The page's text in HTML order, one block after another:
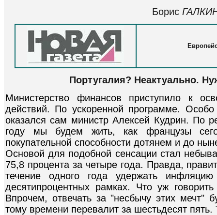
Борис
Португалия? Неактуально.
Министерство финансов приступило к
действий. По ускоренной программе.
оказался сам министр Алексей Кудрин. По
году мы будем жить, как французы
покупательной способности дотянем и до
Основой для подобной сенсации стал
75,8 процента за четыре года. Правда,
течение одного года удержать
десятипроцентных рамках. Что уж
Впрочем, отвечать за "несбычу этих мечт"
тому времени перевалит за шестьдесят пять.